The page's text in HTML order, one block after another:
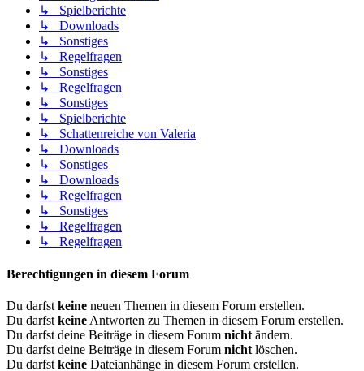
↳ Spielberichte
↳ Downloads
↳ Sonstiges
↳ Regelfragen
↳ Sonstiges
↳ Regelfragen
↳ Sonstiges
↳ Spielberichte
↳ Schattenreiche von Valeria
↳ Downloads
↳ Sonstiges
↳ Downloads
↳ Regelfragen
↳ Sonstiges
↳ Regelfragen
↳ Regelfragen
Berechtigungen in diesem Forum
Du darfst keine neuen Themen in diesem Forum erstellen.
Du darfst keine Antworten zu Themen in diesem Forum erstellen.
Du darfst deine Beiträge in diesem Forum nicht ändern.
Du darfst deine Beiträge in diesem Forum nicht löschen.
Du darfst keine Dateianhänge in diesem Forum erstellen.